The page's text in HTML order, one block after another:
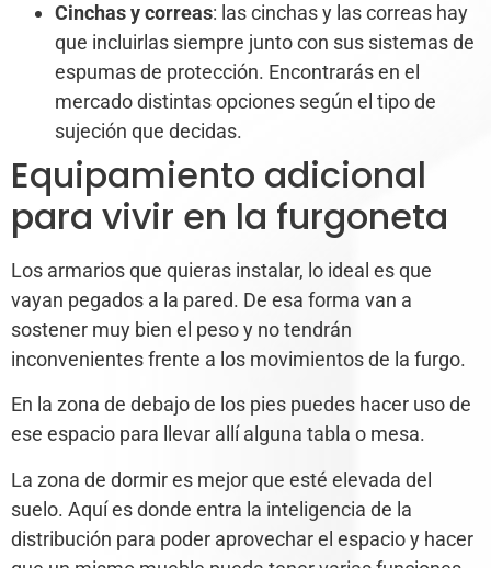
Cinchas y correas: las cinchas y las correas hay
que incluirlas siempre junto con sus sistemas de
espumas de protección. Encontrarás en el
mercado distintas opciones según el tipo de
sujeción que decidas.
Equipamiento adicional
para vivir en la furgoneta
Los armarios que quieras instalar, lo ideal es que
vayan pegados a la pared. De esa forma van a
sostener muy bien el peso y no tendrán
inconvenientes frente a los movimientos de la furgo.
En la zona de debajo de los pies puedes hacer uso de
ese espacio para llevar allí alguna tabla o mesa.
La zona de dormir es mejor que esté elevada del
suelo. Aquí es donde entra la inteligencia de la
distribución para poder aprovechar el espacio y hacer